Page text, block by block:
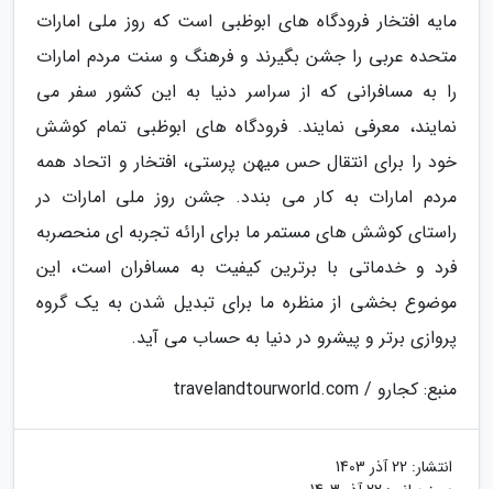
مایه افتخار فرودگاه های ابوظبی است که روز ملی امارات
متحده عربی را جشن بگیرند و فرهنگ و سنت مردم امارات
را به مسافرانی که از سراسر دنیا به این کشور سفر می
نمایند، معرفی نمایند. فرودگاه های ابوظبی تمام کوشش
خود را برای انتقال حس میهن پرستی، افتخار و اتحاد همه
مردم امارات به کار می بندد. جشن روز ملی امارات در
راستای کوشش های مستمر ما برای ارائه تجربه ای منحصربه
فرد و خدماتی با برترین کیفیت به مسافران است، این
موضوع بخشی از منظره ما برای تبدیل شدن به یک گروه
پروازی برتر و پیشرو در دنیا به حساب می آید.
منبع: کجارو / travelandtourworld.com
انتشار: 22 آذر 1403